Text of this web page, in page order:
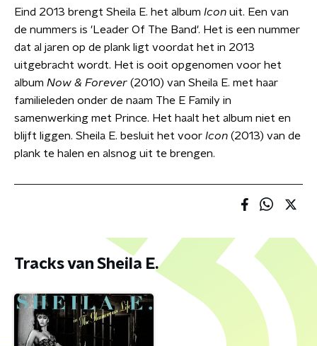
Eind 2013 brengt Sheila E. het album Icon uit. Een van
de nummers is 'Leader Of The Band'. Het is een nummer
dat al jaren op de plank ligt voordat het in 2013
uitgebracht wordt. Het is ooit opgenomen voor het
album Now & Forever (2010) van Sheila E. met haar
familieleden onder de naam The E Family in
samenwerking met Prince. Het haalt het album niet en
blijft liggen. Sheila E. besluit het voor Icon (2013) van de
plank te halen en alsnog uit te brengen.
Tracks van Sheila E.